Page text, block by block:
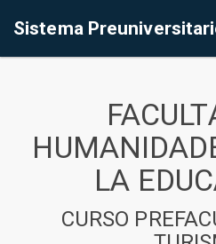
Sistema
LA
CURSO